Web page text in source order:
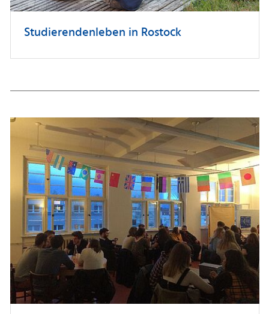
Studierendenleben in Rostock